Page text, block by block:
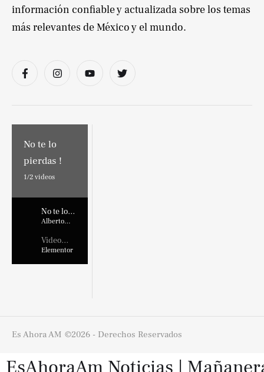
No te lo
pierdas !
1/2 videos
No te lo
pierdas !
Alberto
Video
Placehold
er
Elementor
información confiable y actualizada sobre los temas
más relevantes de México y el mundo.
Es Ahora AM ©2026 - Derechos Reservados